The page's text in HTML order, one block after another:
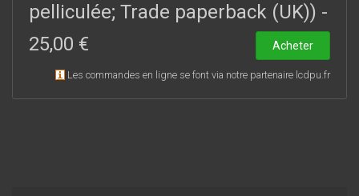
pelliculée; Trade paperback (UK)) -
25,00 €
Acheter
Les commandes en ligne se font via notre partenaire lcdpu.fr